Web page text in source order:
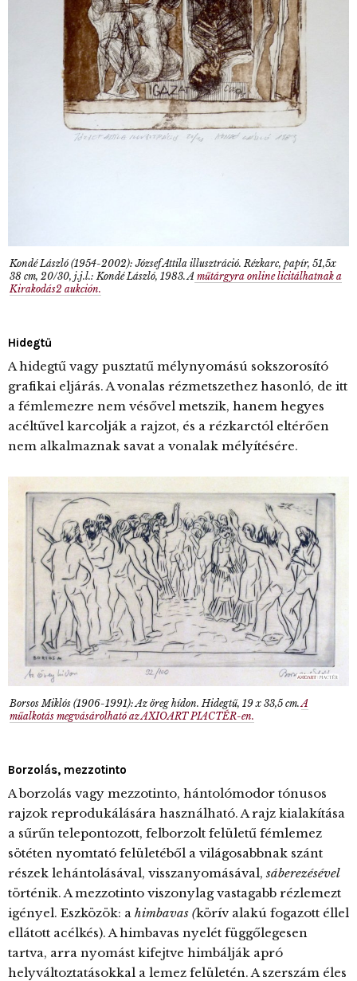
Kondé László (1954-2002): József Attila illusztráció. Rézkarc, papír, 51,5x
38 cm, 20/30, j.j.l.: Kondé László, 1983. A műtárgyra online licitálhatnak a
Kirakodás2 aukción.
Hidegtű
A hidegtű vagy pusztatű mélynyomású sokszorosító
grafikai eljárás. A vonalas rézmetszethez hasonló, de itt
a fémlemezre nem vésővel metszik, hanem hegyes
acéltűvel karcolják a rajzot, és a rézkarctól eltérően
nem alkalmaznak savat a vonalak mélyítésére.
Borsos Miklós (1906-1991): Az öreg hídon. Hidegtű, 19 x 33,5 cm. A
műalkotás megvásárolható az AXIOART PIACTÉR-en.
Borzolás, mezzotinto
A borzolás vagy mezzotinto, hántolómodor tónusos
rajzok reprodukálására használható. A rajz kialakítása
a sűrűn telepontozott, felborzolt felületű fémlemez
sötéten nyomtató felületéből a világosabbnak szánt
részek lehántolásával, visszanyomásával,sáberezésével
történik. A mezzotinto viszonylag vastagabb rézlemezt
igényel. Eszközök: a himbavas (körív alakú fogazott éllel
ellátott acélkés). A himbavas nyelét függőlegesen
tartva, arra nyomást kifejtve himbálják apró
helyváltoztatásokkal a lemez felületén. A szerszám éles